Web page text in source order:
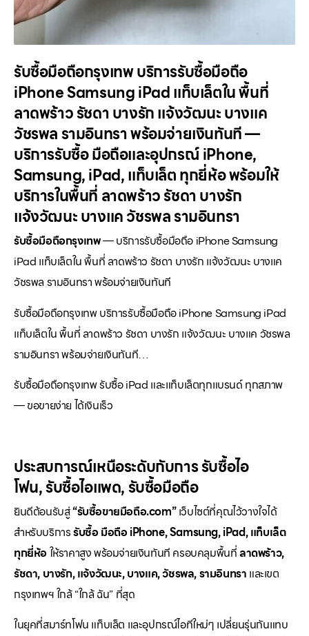
รับซื้อมือถือกรุงเทพ บริการรับซื้อมือถือ
iPhone Samsung iPad แท็บเล็ตใน พื้นที่
ลาดพร้าว รัชดา บางรัก แจ้งวัฒนะ บางแค
วัชรพล รามอินทรา พร้อมจ่ายเงินทันที —
บริการรับซื้อ มือถือและอุปกรณ์ iPhone,
Samsung, iPad, แท็บเล็ต ทุกยี่ห้อ พร้อมให้
บริการในพื้นที่ ลาดพร้าว รัชดา บางรัก
แจ้งวัฒนะ บางแค วัชรพล รามอินทรา
รับซื้อมือถือกรุงเทพ— บริการรับซื้อมือถือ iPhone Samsung
iPad แท็บเล็ตใน พื้นที่ ลาดพร้าว รัชดา บางรัก แจ้งวัฒนะ บางแค
วัชรพล รามอินทรา พร้อมจ่ายเงินทันที
รับซื้อมือถือกรุงเทพ บริการรับซื้อมือถือ iPhone Samsung iPad
แท็บเล็ตใน พื้นที่ ลาดพร้าว รัชดา บางรัก แจ้งวัฒนะ บางแค วัชรพล
รามอินทรา พร้อมจ่ายเงินทันที…
รับซื้อมือถือกรุงเทพ รับซื้อ iPad และแท็บเล็ตทุกแบรนด์ ทุกสภาพ
— ขอขายง่าย ได้เงินเร็ว
ประสบการณ์เหนือระดับกับการรับซื้อไอ
โฟน,รับซื้อไอแพด,รับซื้อมือถือ
ยินดีต้อนรับสู่“รับซื้อขายมือถือ.com”เว็บไซต์ที่คุณไว้วางใจได้
สำหรับบริการรับซื้อ มือถือ iPhone, Samsung, iPad, แท็บเล็ต
ทุกยี่ห้อให้ราคาสูง พร้อมจ่ายเงินทันที ครอบคลุมพื้นที่ลาดพร้าว,
รัชดา, บางรัก, แจ้งวัฒนะ, บางแค, วัชรพล, รามอินทรา และเขต
กรุงเทพฯ ใกล้ “ใกล้ ฉัน” ที่สุด
ในยุคที่สมาร์ทโฟน แท็บเล็ต และอุปกรณ์ไอทีใหม่ๆ เปลี่ยนรุ่นกันแทบ